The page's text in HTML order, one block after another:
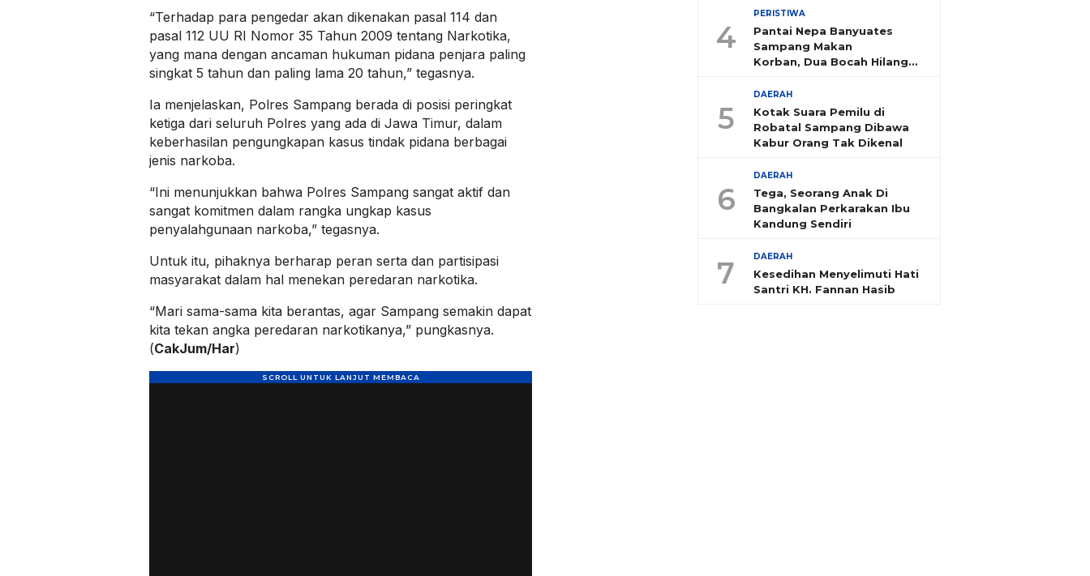
“Terhadap para pengedar akan dikenakan pasal 114 dan
pasal 112 UU RI Nomor 35 Tahun 2009 tentang Narkotika,
yang mana dengan ancaman hukuman pidana penjara paling
singkat 5 tahun dan paling lama 20 tahun,” tegasnya.
Ia menjelaskan, Polres Sampang berada di posisi peringkat
ketiga dari seluruh Polres yang ada di Jawa Timur, dalam
keberhasilan pengungkapan kasus tindak pidana berbagai
jenis narkoba.
“Ini menunjukkan bahwa Polres Sampang sangat aktif dan
sangat komitmen dalam rangka ungkap kasus
penyalahgunaan narkoba,” tegasnya.
Untuk itu, pihaknya berharap peran serta dan partisipasi
masyarakat dalam hal menekan peredaran narkotika.
“Mari sama-sama kita berantas, agar Sampang semakin dapat
kita tekan angka peredaran narkotikanya,” pungkasnya.
(CakJum/Har)
4
PERISTIWA
Pantai Nepa Banyuates
Sampang Makan
Korban, Dua Bocah Hilang
5
DAERAH
Kotak Suara Pemilu di
Robatal Sampang Dibawa
Kabur Orang Tak Dikenal
6
DAERAH
Tega, Seorang Anak Di
Bangkalan Perkarakan Ibu
Kandung Sendiri
7 DAERAH
Kesedihan Menyelimuti Hati
Santri KH. Fannan Hasib